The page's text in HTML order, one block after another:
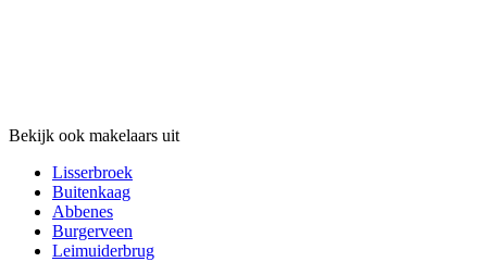
Bekijk ook makelaars uit
Lisserbroek
Buitenkaag
Abbenes
Burgerveen
Leimuiderbrug